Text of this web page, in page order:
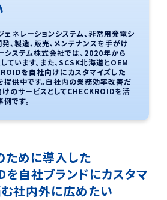
ネレーションシステム、非常用発電シ
、製造、販売、メンテナンスを手がけ
システム株式会社では、2020年から
ています。また、SCSK北海道とOEM
を自社向けにカスタマイズした
提供中です。自社内の業務効率改善だ
けのサービスとしてCHECKROIDを活
です。
めに導入した
自社ブランドにカスタマ
む社内外に広めたい